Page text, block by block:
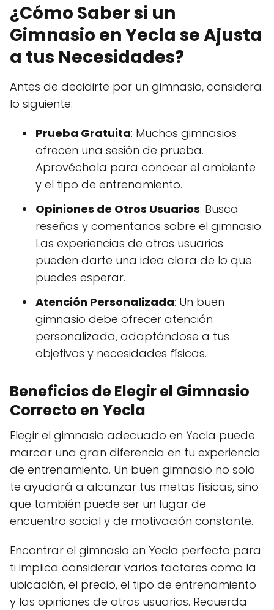
¿Cómo Saber si un
Gimnasio en Yecla se Ajusta
a tus Necesidades?
Antes de decidirte por un gimnasio, considera
lo siguiente:
Prueba Gratuita: Muchos gimnasios
ofrecen una sesión de prueba.
Aprovéchala para conocer el ambiente
y el tipo de entrenamiento.
Opiniones de Otros Usuarios: Busca
reseñas y comentarios sobre el gimnasio.
Las experiencias de otros usuarios
pueden darte una idea clara de lo que
puedes esperar.
Atención Personalizada: Un buen
gimnasio debe ofrecer atención
personalizada, adaptándose a tus
objetivos y necesidades físicas.
Beneficios de Elegir el Gimnasio
Correcto en Yecla
Elegir el gimnasio adecuado en Yecla puede
marcar una gran diferencia en tu experiencia
de entrenamiento. Un buen gimnasio no solo
te ayudará a alcanzar tus metas físicas, sino
que también puede ser un lugar de
encuentro social y de motivación constante.
Encontrar el gimnasio en Yecla perfecto para
ti implica considerar varios factores como la
ubicación, el precio, el tipo de entrenamiento
y las opiniones de otros usuarios. Recuerda